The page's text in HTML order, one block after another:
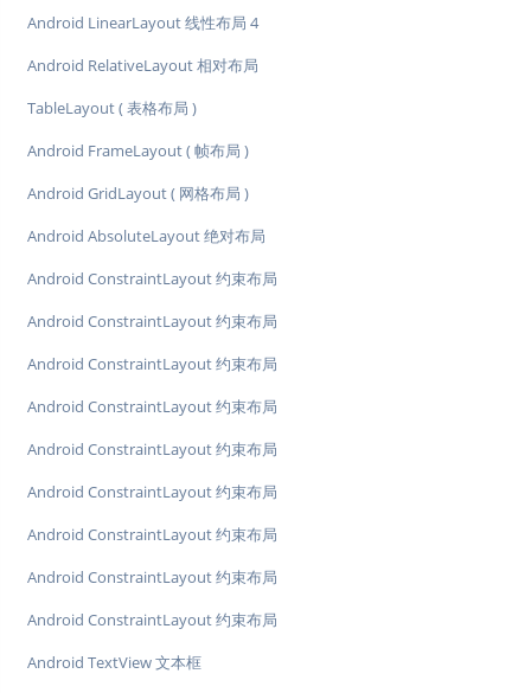
Android LinearLayout 线性布局 4
Android RelativeLayout 相对布局
TableLayout ( 表格布局 )
Android FrameLayout ( 帧布局 )
Android GridLayout ( 网格布局 )
Android AbsoluteLayout 绝对布局
Android ConstraintLayout 约束布局
Android ConstraintLayout 约束布局
Android ConstraintLayout 约束布局
Android ConstraintLayout 约束布局
Android ConstraintLayout 约束布局
Android ConstraintLayout 约束布局
Android ConstraintLayout 约束布局
Android ConstraintLayout 约束布局
Android ConstraintLayout 约束布局
Android TextView 文本框